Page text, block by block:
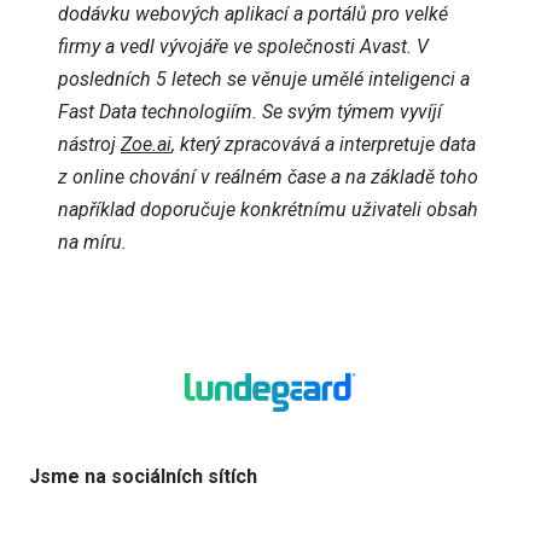
dodávku webových aplikací a portálů pro velké
firmy a vedl vývojáře ve společnosti Avast. V
posledních 5 letech se věnuje umělé inteligenci a
Fast Data technologiím. Se svým týmem vyvíjí
nástroj Zoe.ai, který zpracovává a interpretuje data
z online chování v reálném čase a na základě toho
například doporučuje konkrétnímu uživateli obsah
na míru.
Jsme na sociálních sítích